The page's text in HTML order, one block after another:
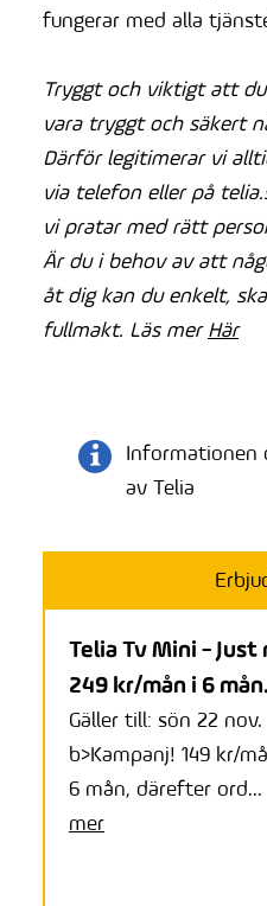
fungerar med alla
Tryggt och viktigt att
vara tryggt och säkert
Därför legitimerar vi
via telefon eller på
vi pratar med rätt
Är du i behov av att
åt dig kan du enkelt,
fullmakt. Läs mer Här
Informationen
av Telia
Telia Tv Mini - Just
249 kr/mån i 6 mån.
Gäller till: sön 22 nov.
b>Kampanj! 149 kr/
6 mån, därefter ord...
mer